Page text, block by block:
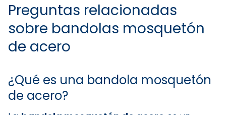
Preguntas relacionadas
sobre bandolas mosquetón
de acero
¿Qué es una bandola mosquetón
de acero?